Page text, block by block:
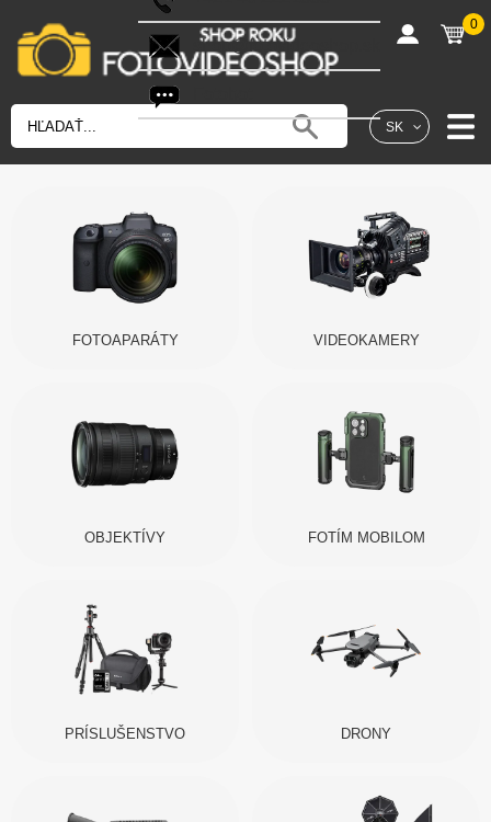
SK
shop@fotovideoshop.sk
0
FOTOAPARÁTY VIDEOKAMERY
OBJEKTÍVY FOTÍM MOBILOM
PRÍSLUŠENSTVO DRONY